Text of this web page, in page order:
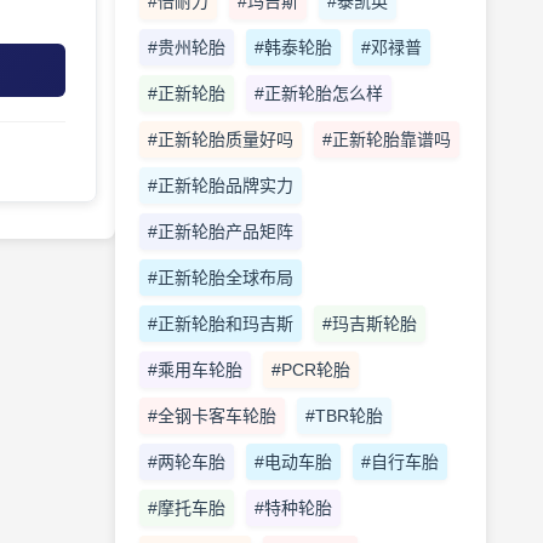
#贵州轮胎 #韩泰轮胎 #邓禄普
#正新轮胎 #正新轮胎怎么样
#正新轮胎质量好吗 #正新轮胎靠谱吗
#正新轮胎品牌实力
#正新轮胎产品矩阵
#正新轮胎全球布局
#正新轮胎和玛吉斯 #玛吉斯轮胎
#乘用车轮胎 #PCR轮胎
#全钢卡客车轮胎 #TBR轮胎
#两轮车胎 #电动车胎 #自行车胎
#摩托车胎 #特种轮胎